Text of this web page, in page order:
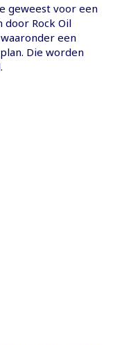
geweest voor een
door Rock Oil
een
Die worden